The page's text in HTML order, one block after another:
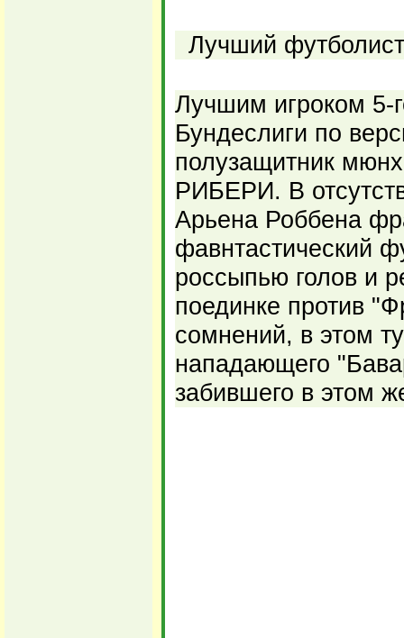
Лучший
Лучшим игроком 5-
Бундеслиги по
полузащитник
РИБЕРИ. В
Арьена Роббена
фавнтастический
россыпью голов и
поединке против
сомнений, в этом
нападающего
забившего в этом